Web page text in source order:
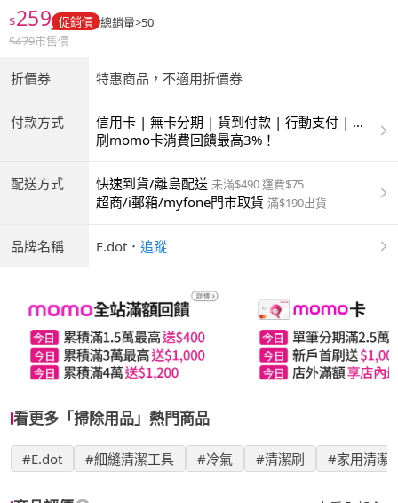
$259 促銷價 總銷量>50
$479市售價
折價券 特惠商品，不適用折價券
付款方式
信用卡 | 無卡分期 | 貨到付款 | 行動支付 | 超
商付款 | ATM | 銀聯卡
刷momo卡消費回饋最高3%！
配送方式 快速到貨/離島配送 未滿$490 運費$75
超商/i郵箱/myfone門市取貨 滿$190出貨
品牌名稱 E.dot ． 追蹤
看更多「掃除用品」熱門商品
#E.dot #細縫清潔工具 #冷氣 #清潔刷 #家用清潔